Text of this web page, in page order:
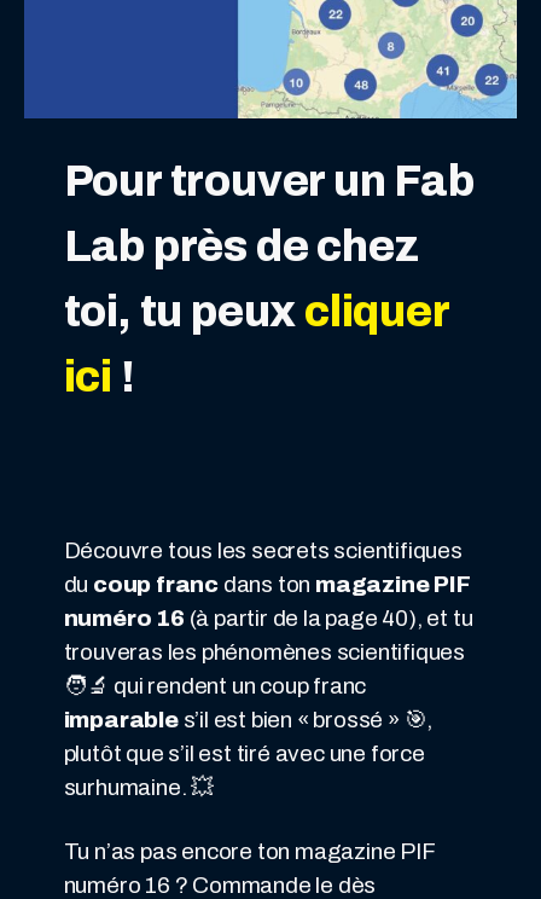
Pour trouver un Fab
Lab près de chez
toi, tu peux cliquer
ici !
Découvre tous les secrets scientifiques
du coup franc dans ton magazine PIF
numéro 16 (à partir de la page 40), et tu
trouveras les phénomènes scientifiques
🧑‍🔬 qui rendent un coup franc
imparables’il est bien « brossé » 🎯,
plutôt que s’il est tiré avec une force
surhumaine. 💥
Tu n’as pas encore ton magazine PIF
numéro 16 ? Commande le dès